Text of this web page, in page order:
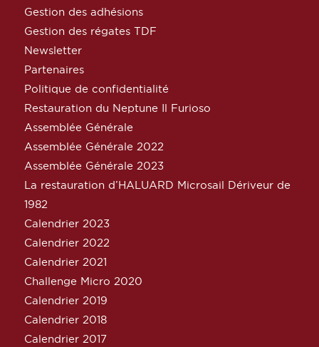
Gestion des adhésions
Gestion des régates TDF
Newsletter
Partenaires
Politique de confidentialité
Restauration du Neptune Il Furioso
Assemblée Générale
Assemblée Générale 2022
Assemblée Générale 2023
La restauration d’HALUARD Microsail Dériveur de
1982
Calendrier 2023
Calendrier 2022
Calendrier 2021
Challenge Micro 2020
Calendrier 2019
Calendrier 2018
Calendrier 2017